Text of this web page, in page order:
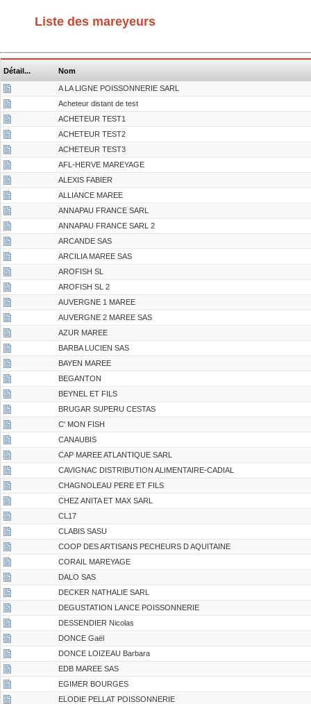
Liste des mareyeurs
Détail... Nom
A LA LIGNE POISSONNERIE SARL
Acheteur distant de test
ACHETEUR TEST1
ACHETEUR TEST2
ACHETEUR TEST3
AFL-HERVE MAREYAGE
ALEXIS FABIER
ALLIANCE MAREE
ANNAPAU FRANCE SARL
ANNAPAU FRANCE SARL 2
ARCANDE SAS
ARCILIA MAREE SAS
AROFISH SL
AROFISH SL 2
AUVERGNE 1 MAREE
AUVERGNE 2 MAREE SAS
AZUR MAREE
BARBA LUCIEN SAS
BAYEN MAREE
BEGANTON
BEYNEL ET FILS
BRUGAR SUPERU CESTAS
C' MON FISH
CANAUBIS
CAP MAREE ATLANTIQUE SARL
CAVIGNAC DISTRIBUTION ALIMENTAIRE-CADIAL
CHAGNOLEAU PERE ET FILS
CHEZ ANITA ET MAX SARL
CL17
CLABIS SASU
COOP DES ARTISANS PECHEURS D AQUITAINE
CORAIL MAREYAGE
DALO SAS
DECKER NATHALIE SARL
DEGUSTATION LANCE POISSONNERIE
DESSENDIER Nicolas
DONCE Gaël
DONCE LOIZEAU Barbara
EDB MAREE SAS
EGIMER BOURGES
ELODIE PELLAT POISSONNERIE